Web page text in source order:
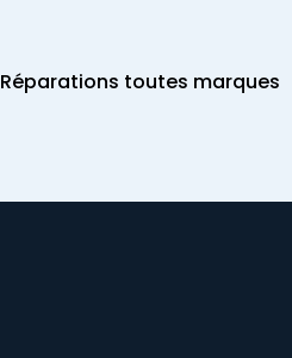
Réparations toutes marques